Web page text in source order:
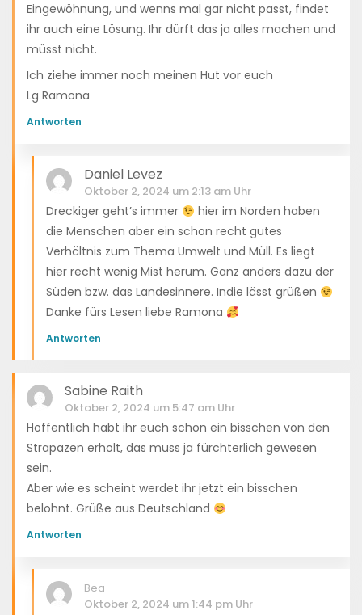
Eingewöhnung, und wenns mal gar nicht passt, findet
ihr auch eine Lösung. Ihr dürft das ja alles machen und
müsst nicht.
Ich ziehe immer noch meinen Hut vor euch
Lg Ramona
Antworten
Daniel Levez
Oktober 2, 2024 um 2:13 am Uhr
Dreckiger geht’s immer
hier im Norden haben
die Menschen aber ein schon recht gutes
Verhältnis zum Thema Umwelt und Müll. Es liegt
hier recht wenig Mist herum. Ganz anders dazu der
Süden bzw. das Landesinnere. Indie lässt grüßen
Danke fürs Lesen liebe Ramona
Antworten
Sabine Raith
Oktober 2, 2024 um 5:47 am Uhr
Hoffentlich habt ihr euch schon ein bisschen von den
Strapazen erholt, das muss ja fürchterlich gewesen
sein.
Aber wie es scheint werdet ihr jetzt ein bisschen
belohnt. Grüße aus Deutschland
Antworten
Bea
Oktober 2, 2024 um 1:44 pm Uhr